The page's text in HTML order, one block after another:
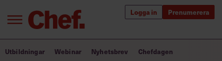
Logga in Prenumerera
Bra ledare förändrar världen
Utbildningar Webinar Nyhetsbrev Chefdagen